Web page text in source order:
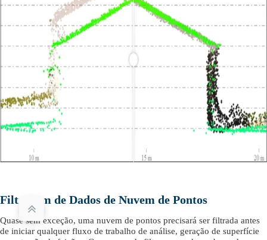
Filtragem de Dados de Nuvem de Pontos
Quase sem exceção, uma nuvem de pontos precisará ser filtrada antes
de iniciar qualquer fluxo de trabalho de análise, geração de superfície